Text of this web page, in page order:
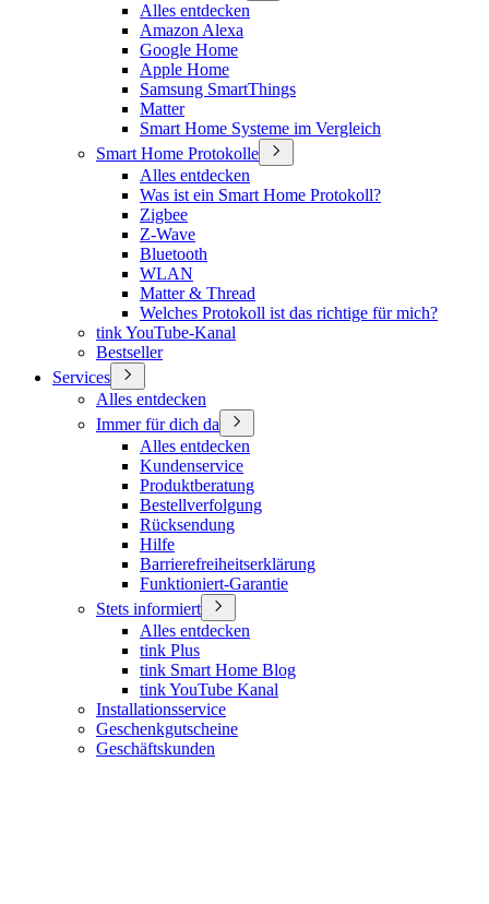
Alles entdecken
Amazon Alexa
Google Home
Apple Home
Samsung SmartThings
Matter
Smart Home Systeme im Vergleich
Smart Home Protokolle
Alles entdecken
Was ist ein Smart Home Protokoll?
Zigbee
Z-Wave
Bluetooth
WLAN
Matter & Thread
Welches Protokoll ist das richtige für mich?
tink YouTube-Kanal
Bestseller
Services
Alles entdecken
Immer für dich da
Alles entdecken
Kundenservice
Produktberatung
Bestellverfolgung
Rücksendung
Hilfe
Barrierefreiheitserklärung
Funktioniert-Garantie
Stets informiert
Alles entdecken
tink Plus
tink Smart Home Blog
tink YouTube Kanal
Installationsservice
Geschenkgutscheine
Geschäftskunden